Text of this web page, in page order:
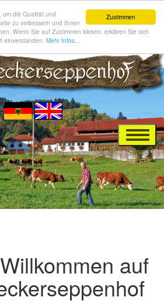
Zustimmen
um die Qualität und
zu verbessern und Ihnen
Wenn Sie auf Zustimmen klicken, erklären Sie sich
einverstanden. Mehr Infos...
auf